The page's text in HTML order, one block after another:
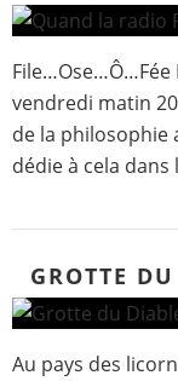
File…Ose…Ô…Fée
vendredi matin
de la philosophie
dédie à cela dans
GROTTE
Au pays des